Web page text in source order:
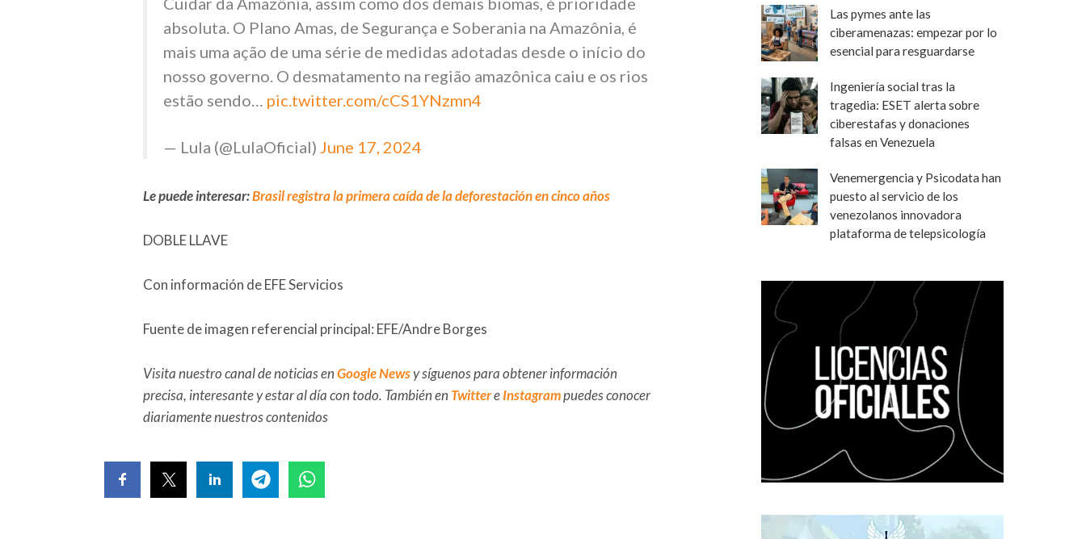
absoluta. O Plano Amas, de Segurança e Soberania na Amazônia, é
mais uma ação de uma série de medidas adotadas desde o início do
nosso governo. O desmatamento na região amazônica caiu e os rios
estão sendo… pic.twitter.com/cCS1YNzmn4
— Lula (@LulaOficial) June 17, 2024
Le puede interesar:Brasil registra la primera caída de la deforestación en cinco años
DOBLE LLAVE
Con información de EFE Servicios
Fuente de imagen referencial principal: EFE/Andre Borges
Visita nuestro canal de noticias enGoogle Newsy síguenos para obtener información
precisa, interesante y estar al día con todo. También en TwittereInstagrampuedes conocer
diariamente nuestros contenidos
Las pymes ante las
ciberamenazas: empezar por lo
esencial para resguardarse
Ingeniería social tras la
tragedia: ESET alerta sobre
ciberestafas y donaciones
falsas en Venezuela
Venemergencia y Psicodata han
puesto al servicio de los
venezolanos innovadora
plataforma de telepsicología